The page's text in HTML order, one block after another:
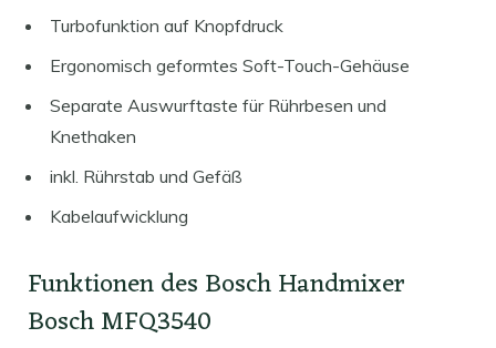
Turbofunktion auf Knopfdruck
Ergonomisch geformtes Soft-Touch-Gehäuse
Separate Auswurftaste für Rührbesen und
Knethaken
inkl. Rührstab und Gefäß
Kabelaufwicklung
Funktionen des Bosch Handmixer
Bosch MFQ3540